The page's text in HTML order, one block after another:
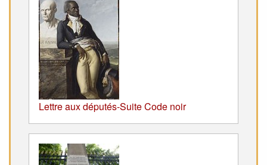
Lettre aux députés-Suite Code noir